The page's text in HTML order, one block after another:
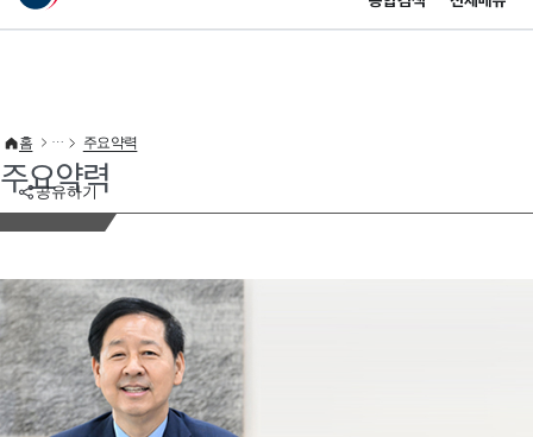
이 누리집은 대한민국 공식 전자정부 누리집입니다.
공유하기
홈 주요약력
주요약력